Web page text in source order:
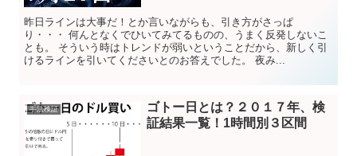
昨日ラインは大事だ！とか言いながらも、引き方がさっぱ
り・・・ 何んとなくでひいてみてるものの、うまく反発しないこ
とも。 そういう時はトレンドが弱いということだから、新しく引
けるラインを引いてくださいとのお答えでした。 夜み...
手法検証
ゴトー日とは？２０１７年、検
証結果一覧！1時間別３区間